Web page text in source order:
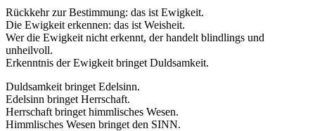
Rückkehr zur Bestimmung: das ist Ewigkeit.
Die Ewigkeit erkennen: das ist Weisheit.
Wer die Ewigkeit nicht erkennt, der handelt blindlings und
unheilvoll.
Erkenntnis der Ewigkeit bringet Duldsamkeit.
Duldsamkeit bringet Edelsinn.
Edelsinn bringet Herrschaft.
Herrschaft bringet himmlisches Wesen.
Himmlisches Wesen bringet den SINN.